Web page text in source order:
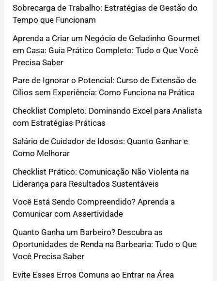
Sobrecarga de Trabalho: Estratégias de Gestão do
Tempo que Funcionam
Aprenda a Criar um Negócio de Geladinho Gourmet
em Casa: Guia Prático Completo: Tudo o Que Você
Precisa Saber
Pare de Ignorar o Potencial: Curso de Extensão de
Cílios sem Experiência: Como Funciona na Prática
Checklist Completo: Dominando Excel para Analista
com Estratégias Práticas
Salário de Cuidador de Idosos: Quanto Ganhar e
Como Melhorar
Checklist Prático: Comunicação Não Violenta na
Liderança para Resultados Sustentáveis
Você Está Sendo Compreendido? Aprenda a
Comunicar com Assertividade
Quanto Ganha um Barbeiro? Descubra as
Oportunidades de Renda na Barbearia: Tudo o Que
Você Precisa Saber
Evite Esses Erros Comuns ao Entrar na Área